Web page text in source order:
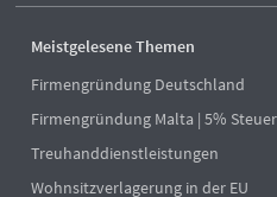
Meistgelesene Themen
Firmengründung Deutschland
Firmengründung Malta | 5%
Treuhanddienstleistungen
Wohnsitzverlagerung in der EU